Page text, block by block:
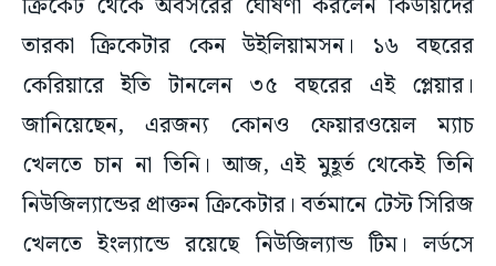
তারকা ক্রিকেটার কেন উইলিয়ামসন। ১৬ বছরের
কেরিয়ারে ইতি টানলেন ৩৫ বছরের এই প্লেয়ার।
জানিয়েছেন, এরজন্য কোনও ফেয়ারওয়েল ম্যাচ
খেলতে চান না তিনি। আজ, এই মুহূর্ত থেকেই তিনি
নিউজিল্যান্ডের প্রাক্তন ক্রিকেটার। বর্তমানে টেস্ট সিরিজ
খেলতে ইংল্যান্ডে রয়েছে নিউজিল্যান্ড টিম। লর্ডসে